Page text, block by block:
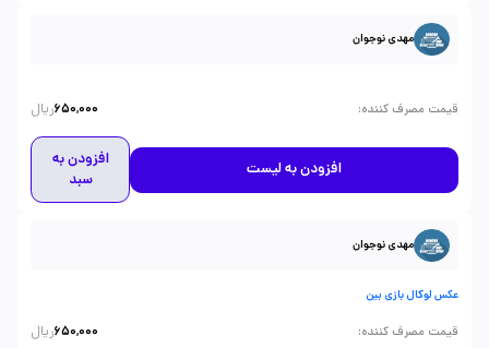
مهدی نوجوان
قیمت مصرف کننده:
650,000ریال
افزودن به لیست
افزودن به
سبد
مهدی نوجوان
عکس لوکال بازی بین
قیمت مصرف کننده:
650,000ریال